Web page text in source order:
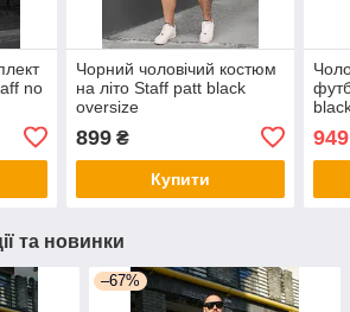
no
Чорний чоловічий костюм
на літо Staff patt black
oversize
899₴
Купити
949
та новинки
–67%